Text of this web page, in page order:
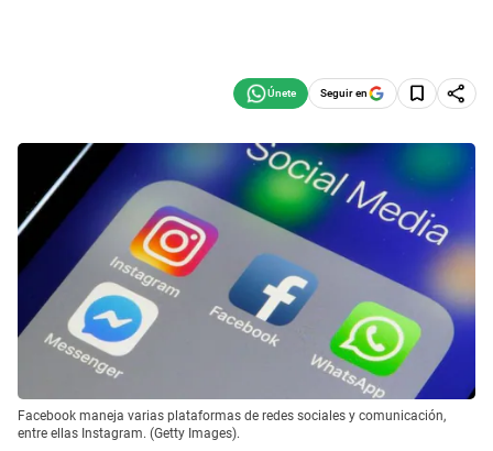
Seguir en
Facebook maneja varias plataformas de redes sociales y comunicación,
entre ellas Instagram. (Getty Images).